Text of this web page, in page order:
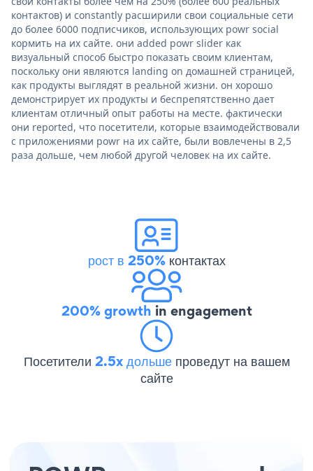
контактов) и constantly расширили свои социальные сети
до более 6000 подписчиков, использующих powr social
кормить на их сайте. они added powr slider как
визуальный способ быстро показать своим клиентам,
поскольку они являются landing on домашней страницей,
как продукты выглядят в реальной жизни. он хорошо
демонстрирует их продукты и беспрепятственно дает
клиентам отличный опыт работы на месте. фактически
они reported, что посетители, которые взаимодействовали
с приложениями powr на их сайте, были вовлечены в 2,5
раза дольше, чем любой другой человек на их сайте.
рост в 250%контактах
200% growth in engagement
Посетители 2.5x дольше проведут на вашем
сайте